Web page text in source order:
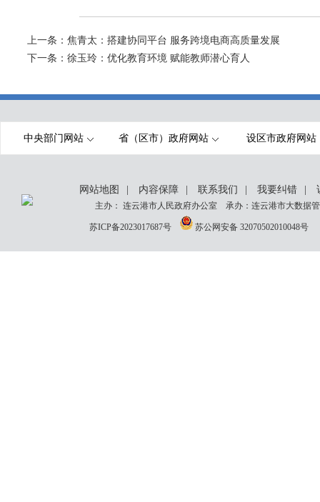
上一条： 焦青太：搭建协同平台 服务跨境电商高质量发展
下一条： 徐玉玲：优化教育环境 赋能教师潜心育人
中央部门网站 省（区市）政府网站 设区市政府网站
网站地图 内容保障 联系我们 我要纠错
主办： 连云港市人民政府办公室 承办：连云港市大数据
苏ICP备2023017687号 苏公网安备 32070502010048号